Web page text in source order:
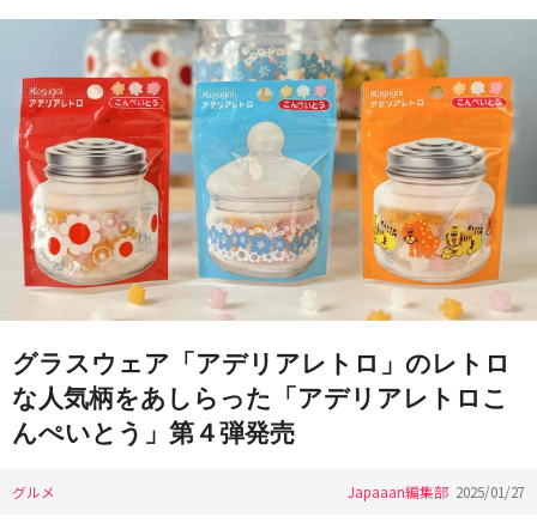
グラスウェア「アデリアレトロ」のレトロ
な人気柄をあしらった「アデリアレトロこ
んぺいとう」第４弾発売
グルメ Japaaan編集部 2025/01/27